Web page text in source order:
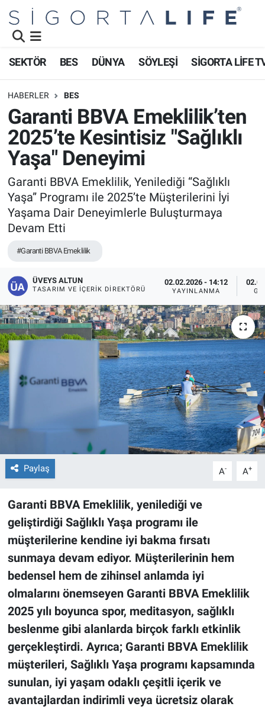
SEKTÖR BES DÜNYA SÖYLEŞİ SİGORTA LİFE
HABERLER BES
Garanti BBVA Emeklilik’ten
2025’te Kesintisiz "Sağlıklı
Yaşa" Deneyimi
Garanti BBVA Emeklilik, Yenilediği “Sağlıklı
Yaşa” Programı ile 2025’te Müşterilerini İyi
Yaşama Dair Deneyimlerle Buluşturmaya
Devam Etti
#Garanti BBVA Emeklilik
ÜVEYS ALTUN
TASARIM VE İÇERIK DIREKTÖRÜ
02.02.2026 - 14:12
YAYINLANMA
Paylaş A- A+
Garanti BBVA Emeklilik, yenilediği ve
geliştirdiği Sağlıklı Yaşa programı ile
müşterilerine kendine iyi bakma fırsatı
sunmaya devam ediyor. Müşterilerinin hem
bedensel hem de zihinsel anlamda iyi
olmalarını önemseyen Garanti BBVA Emeklilik
2025 yılı boyunca spor, meditasyon, sağlıklı
beslenme gibi alanlarda birçok farklı etkinlik
gerçekleştirdi. Ayrıca; Garanti BBVA Emeklilik
müşterileri, Sağlıklı Yaşa programı kapsamında
sunulan, iyi yaşam odaklı çeşitli içerik ve
avantajlardan indirimli veya ücretsiz olarak
Namaz Vakitleri
Trafik Durumu
Süper Lig Puan Durumu ve Fikstür
Tüm Manşetler
Son Dakika Haberleri
Haber Arşivi